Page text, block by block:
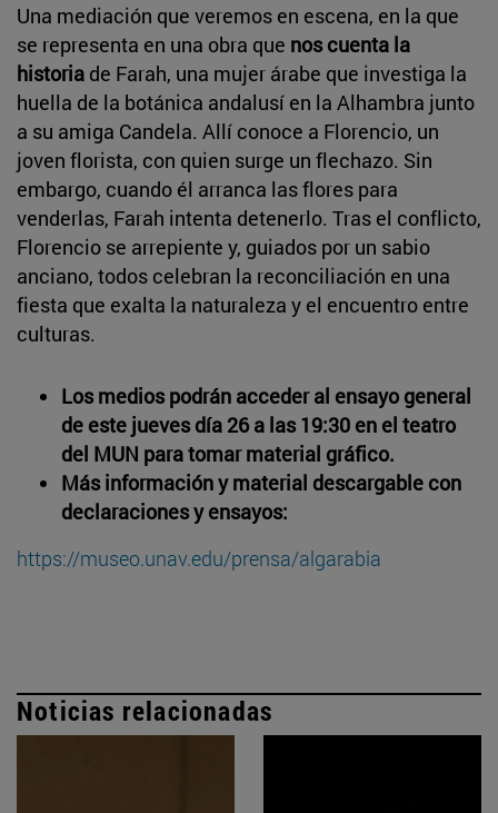
Una mediación que veremos en escena, en la que
se representa en una obra que nos cuenta la
historia de Farah, una mujer árabe que investiga la
huella de la botánica andalusí en la Alhambra junto
a su amiga Candela. Allí conoce a Florencio, un
joven florista, con quien surge un flechazo. Sin
embargo, cuando él arranca las flores para
venderlas, Farah intenta detenerlo. Tras el conflicto,
Florencio se arrepiente y, guiados por un sabio
anciano, todos celebran la reconciliación en una
fiesta que exalta la naturaleza y el encuentro entre
culturas.
Los medios podrán acceder al ensayo general
de este jueves día 26 a las 19:30 en el teatro
del MUN para tomar material gráfico.
Más información y material descargable con
declaraciones y ensayos:
https://museo.unav.edu/prensa/algarabia
Noticias relacionadas